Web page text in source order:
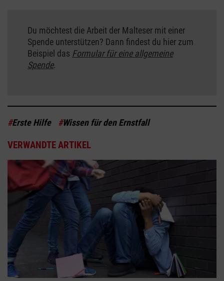
Du möchtest die Arbeit der Malteser mit einer
Spende unterstützen? Dann findest du hier zum
Beispiel das Formular für eine allgemeine
Spende.
#Erste Hilfe #Wissen für den Ernstfall
VERWANDTE ARTIKEL